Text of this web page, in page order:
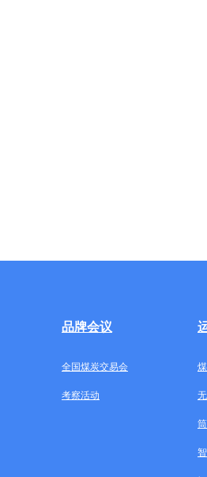
品牌会议
全国煤炭交易会
考察活动